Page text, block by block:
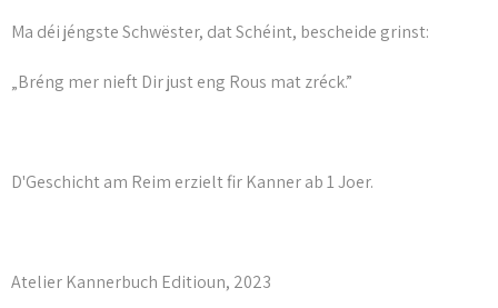
Ma déi jéngste Schwëster, dat Schéint, bescheide grinst:
„Bréng mer nieft Dir just eng Rous mat zréck.”
D'Geschicht am Reim erzielt fir Kanner ab 1 Joer.
Atelier Kannerbuch Editioun, 2023